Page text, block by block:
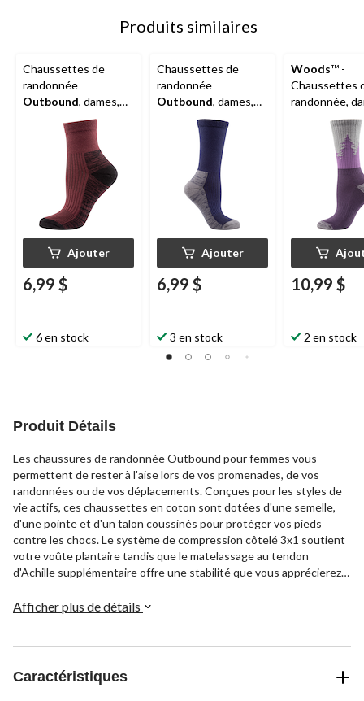
Produits similaires
Chaussettes de
randonnée
Outbound, dames,
Ajouter
6,99 $
6 en stock
Chaussettes de
randonnée
Outbound, dames,
marine/gris
Ajouter
6,99 $
3 en stock
Woods™ -
Chaussettes
randonnée,
10,99 $
2 en stock
Produit Détails
Les chaussures de randonnée Outbound pour femmes vous
permettent de rester à l'aise lors de vos promenades, de vos
randonnées ou de vos déplacements. Conçues pour les styles de
vie actifs, ces chaussettes en coton sont dotées d'une semelle,
d'une pointe et d'un talon coussinés pour protéger vos pieds
contre les chocs. Le système de compression côtelé 3x1 soutient
votre voûte plantaire tandis que le matelassage au tendon
d'Achille supplémentaire offre une stabilité que vous apprécierez
renforcé ajoutant une couche de confort à ces chaussettes de
Afficher plus de détails
Caractéristiques